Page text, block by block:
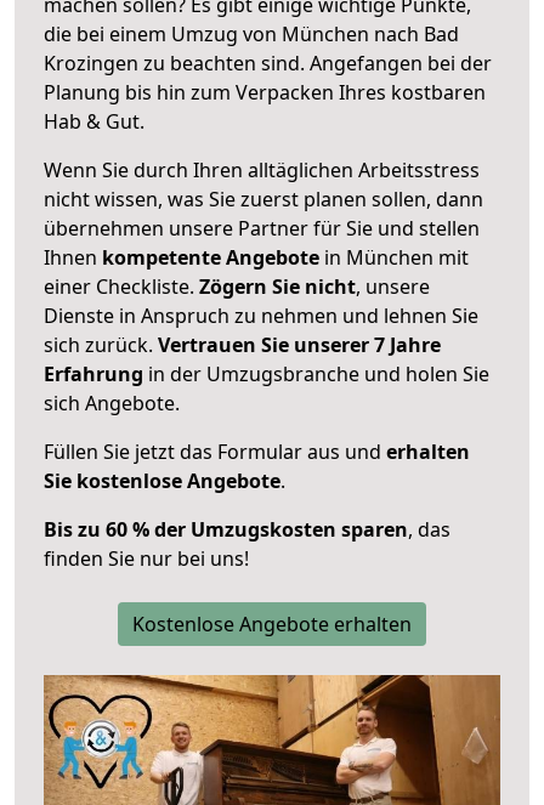
die bei einem Umzug von München nach Bad
Krozingen zu beachten sind. Angefangen bei der
Planung bis hin zum Verpacken Ihres kostbaren
Hab & Gut.
Wenn Sie durch Ihren alltäglichen Arbeitsstress
nicht wissen, was Sie zuerst planen sollen, dann
übernehmen unsere Partner für Sie und stellen
Ihnen kompetente Angebote in München mit
einer Checkliste. Zögern Sie nicht, unsere
Dienste in Anspruch zu nehmen und lehnen Sie
sich zurück. Vertrauen Sie unserer 7 Jahre
Erfahrung in der Umzugsbranche und holen Sie
sich Angebote.
Füllen Sie jetzt das Formular aus und erhalten
Sie kostenlose Angebote.
Bis zu 60 % der Umzugskosten sparen, das
finden Sie nur bei uns!
Kostenlose Angebote erhalten